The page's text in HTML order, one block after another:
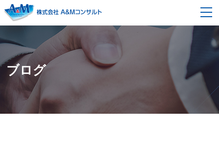
事業内容
経営コンサルティング
企画開発改革コンサルティング
モノ造り改革コンサルティング
契約の流れ
セミナー情報
ブログ